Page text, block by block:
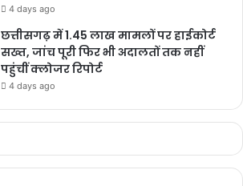
4 days ago
छत्तीसगढ़ में 1.45 लाख मामलों पर हाईकोर्ट
सख्त, जांच पूरी फिर भी अदालतों तक नहीं
पहुंचीं क्लोजर रिपोर्ट
4 days ago